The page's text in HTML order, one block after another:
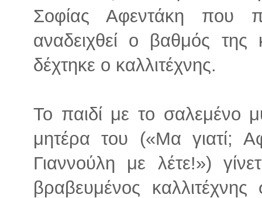
Σοφίας Αφεντάκη που
αναδειχθεί ο βαθμός της
δέχτηκε ο καλλιτέχνης.
Το παιδί με το σαλεμένο
μητέρα του («Μα γιατί;
Γιαννούλη με λέτε!»)
βραβευμένος